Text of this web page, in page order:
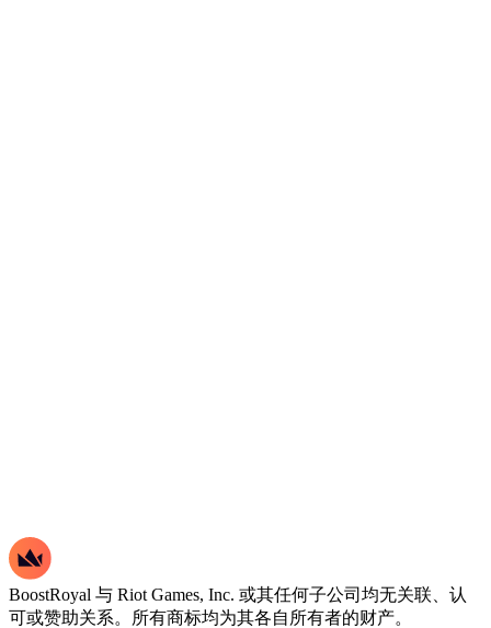
BoostRoyal 与 Riot Games, Inc. 或其任何子公司均无关联、认
可或赞助关系。所有商标均为其各自所有者的财产。